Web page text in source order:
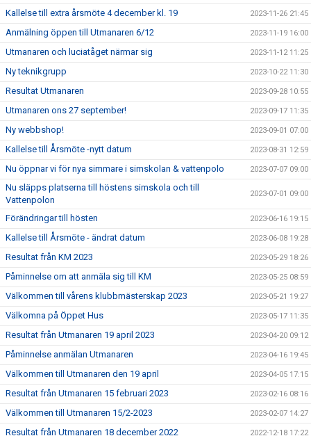
Kallelse till extra årsmöte 4 december kl. 19 2023-11-26 21:45
Anmälning öppen till Utmanaren 6/12 2023-11-19 16:00
Utmanaren och luciatåget närmar sig 2023-11-12 11:25
Ny teknikgrupp 2023-10-22 11:30
Resultat Utmanaren 2023-09-28 10:55
Utmanaren ons 27 september! 2023-09-17 11:35
Ny webbshop! 2023-09-01 07:00
Kallelse till Årsmöte -nytt datum 2023-08-31 12:59
Nu öppnar vi för nya simmare i simskolan & vattenpolo 2023-07-07 09:00
Nu släpps platserna till höstens simskola och till
Vattenpolon
2023-07-01 09:00
Förändringar till hösten 2023-06-16 19:15
Kallelse till Årsmöte - ändrat datum 2023-06-08 19:28
Resultat från KM 2023 2023-05-29 18:26
Påminnelse om att anmäla sig till KM 2023-05-25 08:59
Välkommen till vårens klubbmästerskap 2023 2023-05-21 19:27
Välkomna på Öppet Hus 2023-05-17 11:35
Resultat från Utmanaren 19 april 2023 2023-04-20 09:12
Påminnelse anmälan Utmanaren 2023-04-16 19:45
Välkommen till Utmanaren den 19 april 2023-04-05 17:15
Resultat från Utmanaren 15 februari 2023 2023-02-16 08:16
Välkommen till Utmanaren 15/2-2023 2023-02-07 14:27
Resultat från Utmanaren 18 december 2022 2022-12-18 17:22